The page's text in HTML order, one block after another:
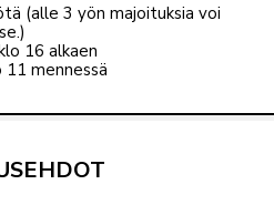
(alle 3 yön majoituksia voi
16 alkaen
11 mennessä